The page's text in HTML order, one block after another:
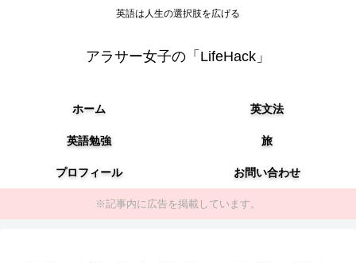
英語は人生の選択肢を広げる
アラサー女子の「LifeHack」
ホーム 英文法
英語勉強 旅
プロフィール お問い合わせ
※記事内に広告を掲載しています。